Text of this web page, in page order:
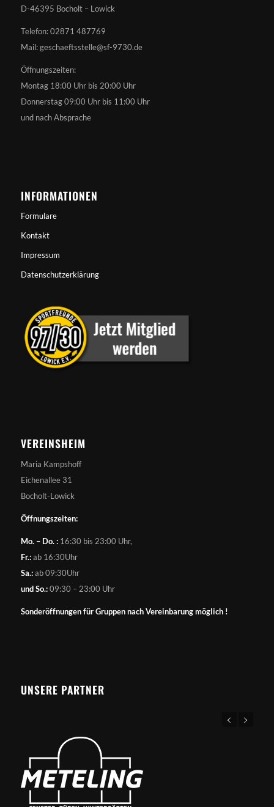
D-46395 Bocholt – Lowick
Telefon: 02871 487769
Mail: geschaeftsstelle@sf-9730.de
Öffnungszeiten:
Montag 18:00 Uhr bis 20:00 Uhr
Donnerstag 09:00 Uhr bis 11:00 Uhr
und nach Absprache
INFORMATIONEN
Formulare
Kontakt
Impressum
Datenschutzerklärung
VEREINSHEIM
Maria Kampshoff
Eichenallee 31
Bocholt-Lowick
Öffnungszeiten:
Mo. – Do. :16:30 bis 23:00 Uhr,
Fr.:ab 16:30Uhr
Sa.:ab 09:30Uhr
und So.:09:30 – 23:00 Uhr
Sonderöffnungen für Gruppen nach Vereinbarung möglich !
UNSERE PARTNER